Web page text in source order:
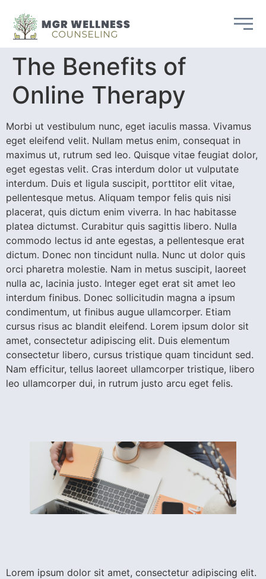
The Benefits of
Online Therapy
Morbi ut vestibulum nunc, eget iaculis massa. Vivamus
eget eleifend velit. Nullam metus enim, consequat in
maximus ut, rutrum sed leo. Quisque vitae feugiat dolor,
eget egestas velit. Cras interdum dolor ut vulputate
interdum. Duis et ligula suscipit, porttitor elit vitae,
pellentesque metus. Aliquam tempor felis quis nisi
placerat, quis dictum enim viverra. In hac habitasse
platea dictumst. Curabitur quis sagittis libero. Nulla
commodo lectus id ante egestas, a pellentesque erat
dictum. Donec non tincidunt nulla. Nunc ut dolor quis
orci pharetra molestie. Nam in metus suscipit, laoreet
nulla ac, lacinia justo. Integer eget erat sit amet leo
interdum finibus. Donec sollicitudin magna a ipsum
condimentum, ut finibus augue ullamcorper. Etiam
cursus risus ac blandit eleifend. Lorem ipsum dolor sit
amet, consectetur adipiscing elit. Duis elementum
consectetur libero, cursus tristique quam tincidunt sed.
Nam efficitur, tellus laoreet ullamcorper tristique, libero
leo ullamcorper dui, in rutrum justo arcu eget felis.
Lorem ipsum dolor sit amet, consectetur adipiscing elit.